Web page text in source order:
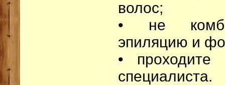
волос;
• не
эпиляцию и
• проходите
специалиста.